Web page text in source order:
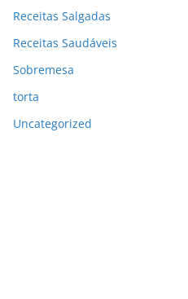
Receitas Salgadas
Receitas Saudáveis
Sobremesa
torta
Uncategorized